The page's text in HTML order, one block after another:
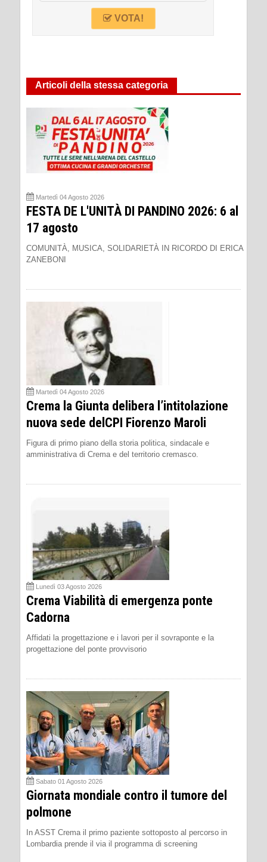
VOTA!
Articoli della stessa categoria
Martedì 04 Agosto 2026
FESTA DE L'UNITÀ DI PANDINO 2026: 6 al
17 agosto
COMUNITÀ, MUSICA, SOLIDARIETÀ IN RICORDO DI ERICA
ZANEBONI
Martedì 04 Agosto 2026
Crema la Giunta delibera l’intitolazione
nuova sede delCPI Fiorenzo Maroli
Figura di primo piano della storia politica, sindacale e
amministrativa di Crema e del territorio cremasco.
Lunedì 03 Agosto 2026
Crema Viabilità di emergenza ponte
Cadorna
Affidati la progettazione e i lavori per il sovraponte e la
progettazione del ponte provvisorio
Sabato 01 Agosto 2026
Giornata mondiale contro il tumore del
polmone
In ASST Crema il primo paziente sottoposto al percorso in
Lombardia prende il via il programma di screening